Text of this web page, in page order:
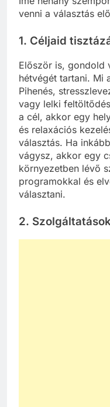
venni a választás
1. Céljaid
Először is, gondold
hétvégét tartani. Mi
Pihenés,
vagy lelki
a cél, akkor egy
és relaxációs
választás. Ha
vágysz, akkor egy
környezetben lévő
programokkal és
választani.
2.